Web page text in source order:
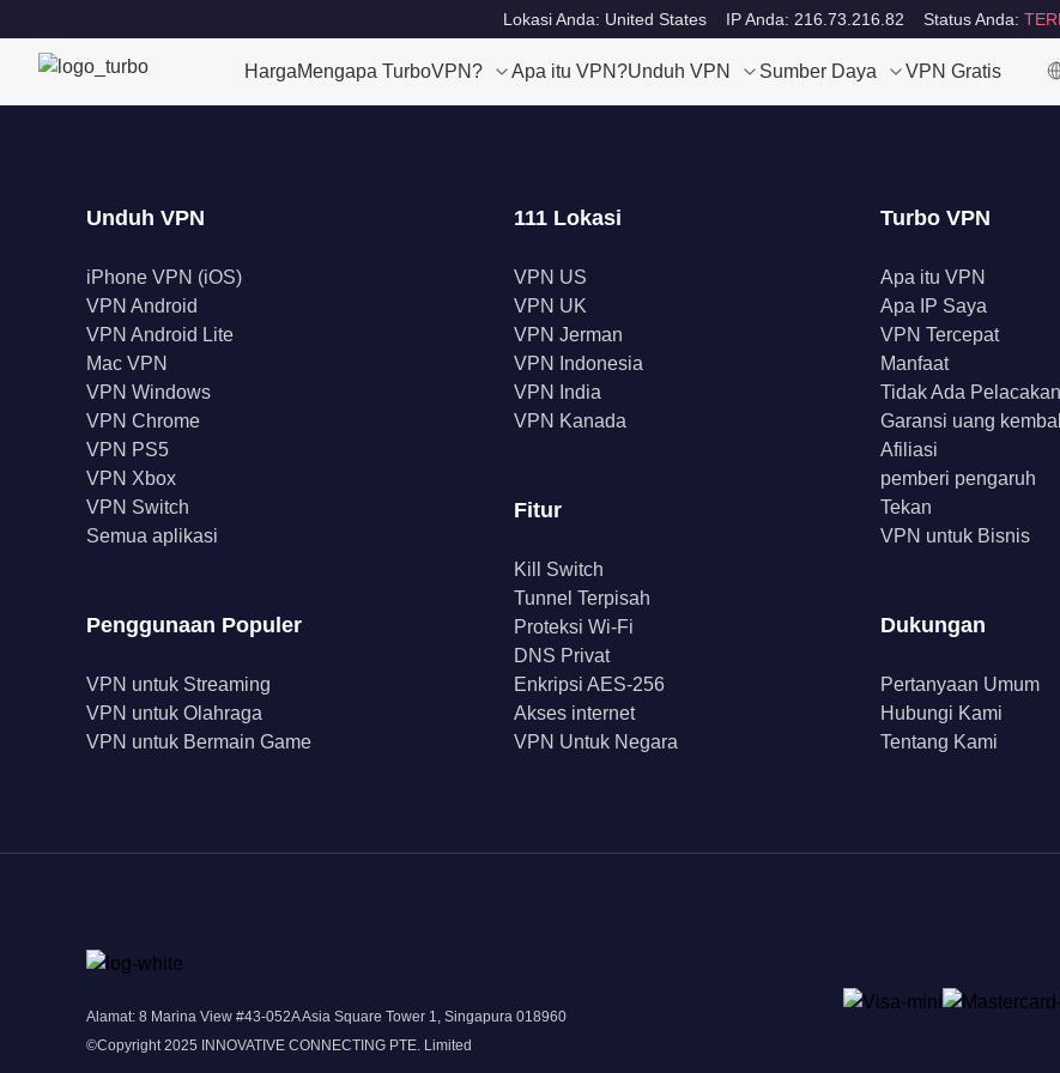
Lokasi Anda: United States IP Anda: 216.73.216.82 Status Anda:
HargaMengapa TurboVPN? Apa itu VPN?Unduh VPN Sumber Daya VPN Gratis
Unduh VPN
iPhone VPN (iOS)
VPN Android
VPN Android Lite
Mac VPN
VPN Windows
VPN Chrome
VPN PS5
VPN Xbox
VPN Switch
Semua aplikasi
Penggunaan Populer
VPN untuk Streaming
VPN untuk Olahraga
VPN untuk Bermain Game
111 Lokasi
VPN US
VPN UK
VPN Jerman
VPN Indonesia
VPN India
VPN Kanada
Fitur
Kill Switch
Tunnel Terpisah
Proteksi Wi-Fi
DNS Privat
Enkripsi AES-256
Akses internet
VPN Untuk Negara
Turbo VPN
Apa itu VPN
Apa IP Saya
VPN Tercepat
Manfaat
Tidak Ada
Garansi uang
Afiliasi
pemberi pengaruh
Tekan
VPN untuk Bisnis
Dukungan
Pertanyaan Umum
Hubungi Kami
Tentang Kami
Alamat: 8 Marina View #43-052A Asia Square Tower 1, Singapura 018960
©Copyright 2025 INNOVATIVE CONNECTING PTE. Limited